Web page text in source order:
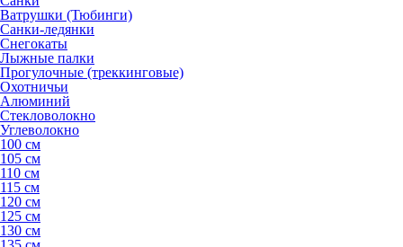
Ватрушки (Тюбинги)
Санки-ледянки
Снегокаты
Лыжные палки
Прогулочные (треккинговые)
Охотничьи
Алюминий
Стекловолокно
Углеволокно
100 см
105 см
110 см
115 см
120 см
125 см
130 см